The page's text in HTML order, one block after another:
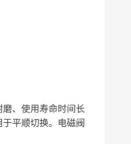
、使用寿命时间长
平顺切换。电磁阀